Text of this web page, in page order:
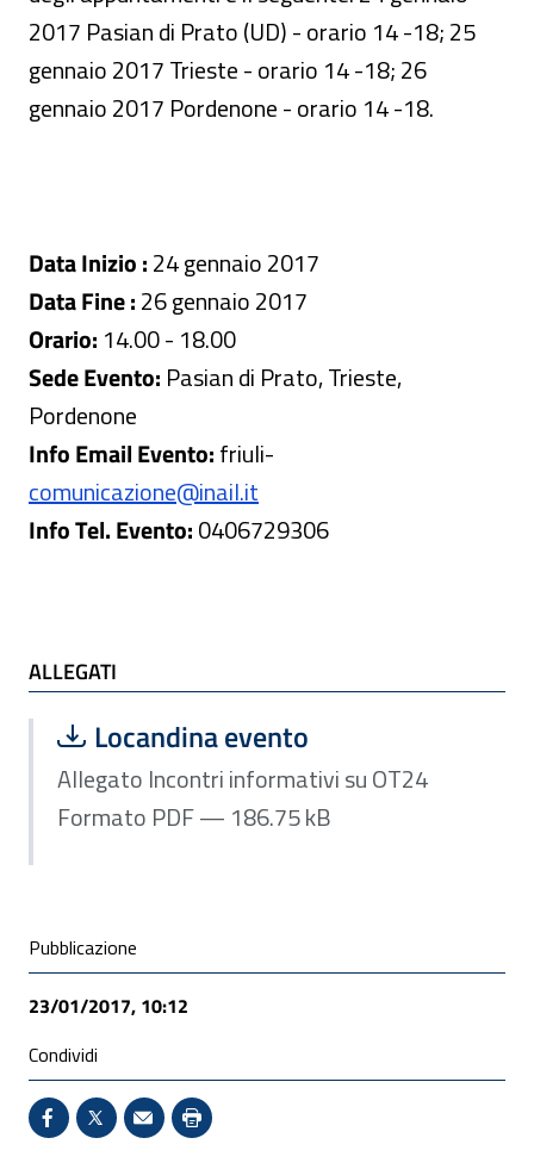
2017 Pasian di Prato (UD) - orario 14 -18; 25
gennaio 2017 Trieste - orario 14 -18; 26
gennaio 2017 Pordenone - orario 14 -18.
Data Inizio :24 gennaio 2017
Data Fine :26 gennaio 2017
Orario: 14.00 - 18.00
Sede Evento: Pasian di Prato, Trieste,
Pordenone
Info Email Evento:friuli-
comunicazione@inail.it
Info Tel. Evento:0406729306
ALLEGATI
ALLEGATI
Scarica file:
Locandina evento
Formato PDF — Dimensione 186.75 kB
Allegato Incontri informativi su OT24
Formato PDF — 186.75 kB
Condivisione social
Pubblicazione
23/01/2017, 10:12
Condividi
Condividi su Facebook - Sito esterno - Apertura in
X - Sito esterno - Apertura in nuova finestra
Invio Mail: apre il programma di posta
Stampa pagina: scelta meno